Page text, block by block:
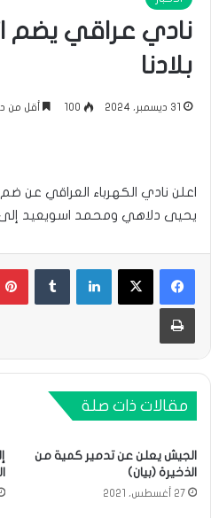
نادي عراقي يضم
بلادنا
31 ديسمبر، 2024 100 أقل من
اعلن نادي الكهرباء العراقي عن
يحيى دلاهي ومحمد اسويعيد
لينكدإن
طباعة
مقالات ذات صلة
الجيش يعلن عن تدمير كمية من
الذخيرة (بيان)
27 أغسطس، 2021